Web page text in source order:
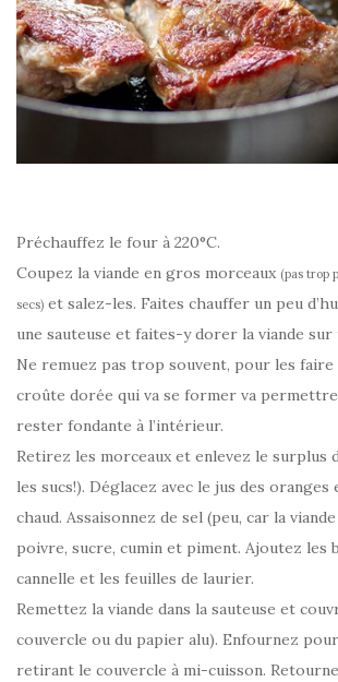
Préchauffez le four à 220°C.
Coupez la viande en gros morceaux (pas trop
secs) et salez-les. Faites chauffer un peu
une sauteuse et faites-y dorer la viande sur
Ne remuez pas trop souvent, pour les faire
croûte dorée qui va se former va
rester fondante à l’intérieur.
Retirez les morceaux et enlevez le surplus
les sucs!). Déglacez avec le jus des
chaud. Assaisonnez de sel (peu, car la
poivre, sucre, cumin et piment. Ajoutez les
cannelle et les feuilles de laurier.
Remettez la viande dans la sauteuse et
couvercle ou du papier alu). Enfournez
retirant le couvercle à mi-cuisson.